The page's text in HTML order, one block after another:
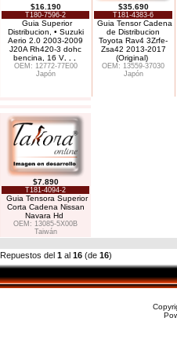
$16.190
T180-7596-2
Guia Superior
Distribucion, • Suzuki
Aerio 2.0 2003-2009
J20A Rh420-3 dohc
bencina, 16 V. . .
OEM: 12772-77E00
Japón
$35.690
T181-4383-6
Guia Tensor Cadena
de Distribucion
Toyota Rav4 3Zrfe-
Zsa42 2013-2017
(Original)
OEM: 13559-37030
Japón
$7.890
T181-4094-2
Guia Tensora Superior
Corta Cadena Nissan
Navara Hd
OEM: 13085-5X00B
Taiwán
Repuestos del 1 al 16 (de 16)